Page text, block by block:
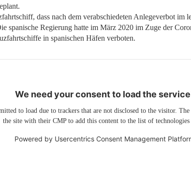
dass nach dem verabschiedeten Anlegeverbot im
spanische Regierung hatte im März 2020 im Zuge der
in spanischen Häfen verboten.
We need your consent to load the
to load due to trackers that are not disclosed to the visitor. The
the site with their CMP to add this content to the list of technologies
Powered by Usercentrics Consent Management